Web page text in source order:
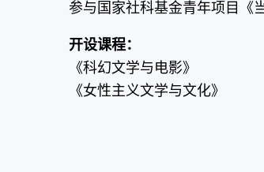
参与国家社科基金青年项目《
开设课程：
《科幻文学与电影》
《女性主义文学与文化》